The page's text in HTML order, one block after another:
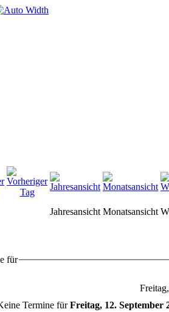
Jahresansicht Monatsansicht
für
Termine fürFreitag, 12. September